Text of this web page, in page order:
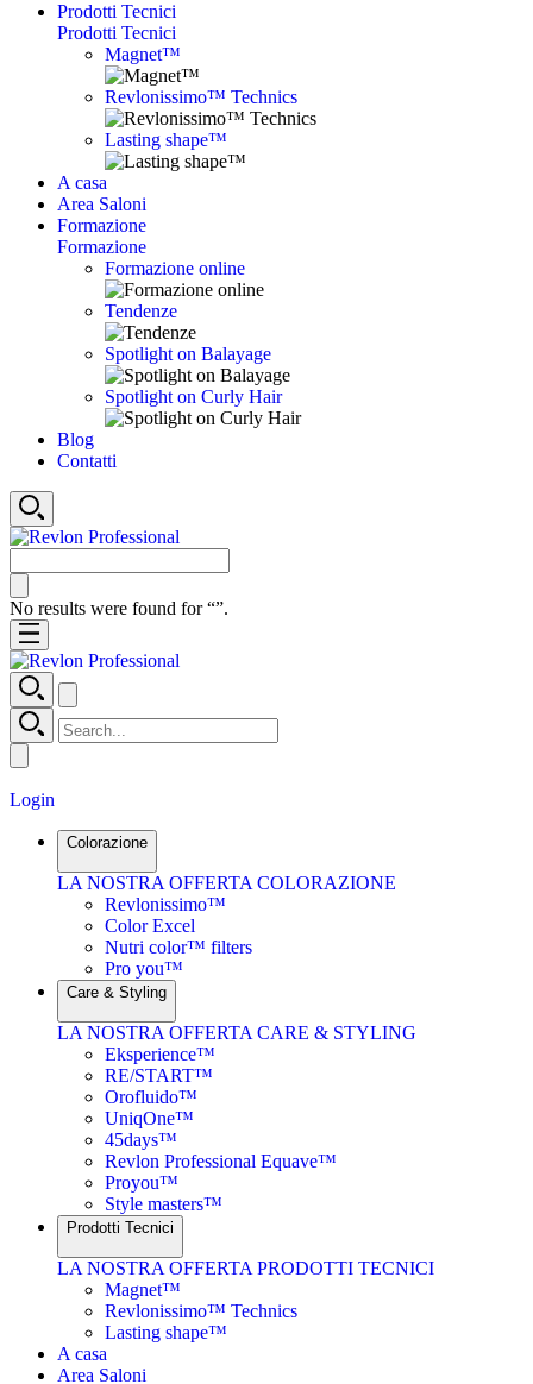
Prodotti Tecnici
Prodotti Tecnici
Magnet™
Revlonissimo™ Technics
Lasting shape™
A casa
Area Saloni
Formazione
Formazione
Formazione online
Tendenze
Spotlight on Balayage
Spotlight on Curly Hair
Blog
Contatti
No results were found for “”.
Login
Colorazione
LA NOSTRA OFFERTA COLORAZIONE
Revlonissimo™
Color Excel
Nutri color™ filters
Pro you™
Care & Styling
LA NOSTRA OFFERTA CARE & STYLING
Eksperience™
RE/START™
Orofluido™
UniqOne™
45days™
Revlon Professional Equave™
Proyou™
Style masters™
Prodotti Tecnici
LA NOSTRA OFFERTA PRODOTTI TECNICI
Magnet™
Revlonissimo™ Technics
Lasting shape™
A casa
Area Saloni